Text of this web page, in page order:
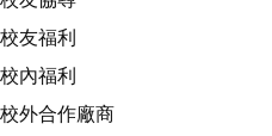
校友福利
校內福利
校外合作廠商